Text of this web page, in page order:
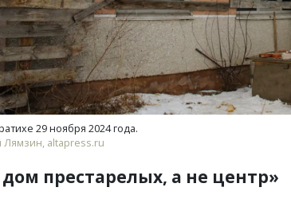
29 ноября 2024 года.
Лямзин, altapress.ru
дом престарелых, а не центр»
крупноформатными
новым
Генеральный
ЗИАС — об эстетике
трендах в фасадах и
СТРОИТЕЛЬСТВО